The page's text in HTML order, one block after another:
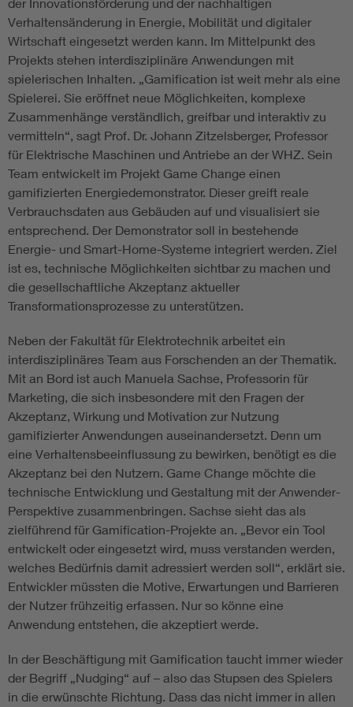
der Innovationsförderung und der nachhaltigen
Verhaltensänderung in Energie, Mobilität und digitaler
Wirtschaft eingesetzt werden kann. Im Mittelpunkt des
Projekts stehen interdisziplinäre Anwendungen mit
spielerischen Inhalten. „Gamification ist weit mehr als eine
Spielerei. Sie eröffnet neue Möglichkeiten, komplexe
Zusammenhänge verständlich, greifbar und interaktiv zu
vermitteln“, sagt Prof. Dr. Johann Zitzelsberger, Professor
für Elektrische Maschinen und Antriebe an der WHZ. Sein
Team entwickelt im Projekt Game Change einen
gamifizierten Energiedemonstrator. Dieser greift reale
Verbrauchsdaten aus Gebäuden auf und visualisiert sie
entsprechend. Der Demonstrator soll in bestehende
Energie- und Smart-Home-Systeme integriert werden. Ziel
ist es, technische Möglichkeiten sichtbar zu machen und
die gesellschaftliche Akzeptanz aktueller
Transformationsprozesse zu unterstützen.
Neben der Fakultät für Elektrotechnik arbeitet ein
interdisziplinäres Team aus Forschenden an der Thematik.
Mit an Bord ist auch Manuela Sachse, Professorin für
Marketing, die sich insbesondere mit den Fragen der
Akzeptanz, Wirkung und Motivation zur Nutzung
gamifizierter Anwendungen auseinandersetzt. Denn um
eine Verhaltensbeeinflussung zu bewirken, benötigt es die
Akzeptanz bei den Nutzern. Game Change möchte die
technische Entwicklung und Gestaltung mit der Anwender-
Perspektive zusammenbringen. Sachse sieht das als
zielführend für Gamification-Projekte an. „Bevor ein Tool
entwickelt oder eingesetzt wird, muss verstanden werden,
welches Bedürfnis damit adressiert werden soll“, erklärt sie.
Entwickler müssten die Motive, Erwartungen und Barrieren
der Nutzer frühzeitig erfassen. Nur so könne eine
Anwendung entstehen, die akzeptiert werde.
In der Beschäftigung mit Gamification taucht immer wieder
der Begriff „Nudging“ auf – also das Stupsen des Spielers
in die erwünschte Richtung. Dass das nicht immer in allen